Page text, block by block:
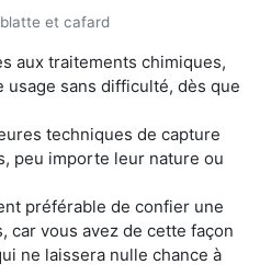
et cafard
aux traitements chimiques,
sans difficulté, dès que
techniques de capture
peu importe leur nature ou
préférable de confier une
car vous avez de cette façon
ne laissera nulle chance à